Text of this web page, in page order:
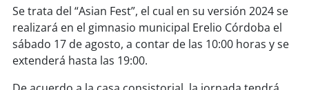
soyantofagasta
soy copiapó
soyvalparaíso
Se trata del “Asian Fest”, el cual en su versión 2024 se
realizará en el gimnasio municipal Erelio Córdoba el
sábado 17 de agosto, a contar de las 10:00 horas y se
extenderá hasta las 19:00.